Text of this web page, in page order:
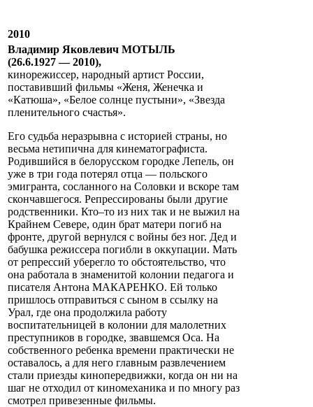
2010
Владимир Яковлевич МОТЫЛЬ
(26.6.1927 — 2010),
кинорежиссер, народный артист России,
поставивший фильмы «Женя, Женечка и
«Катюша», «Белое солнце пустыни», «Звезда
пленительного счастья».
Его судьба неразрывна с историей страны, но
весьма нетипична для кинематографиста.
Родившийся в белорусском городке Лепель, он
уже в три года потерял отца — польского
эмигранта, сосланного на Соловки и вскоре там
скончавшегося. Репрессированы были другие
родственники. Кто–то из них так и не выжил на
Крайнем Севере, один брат матери погиб на
фронте, другой вернулся с войны без ног. Дед и
бабушка режиссера погибли в оккупации. Мать
от репрессий уберегло то обстоятельство, что
она работала в знаменитой колонии педагога и
писателя Антона МАКАРЕНКО. Ей только
пришлось отправиться с сыном в ссылку на
Урал, где она продолжила работу
воспитательницей в колонии для малолетних
преступников в городке, звавшемся Оса. На
собственного ребенка времени практически не
оставалось, а для него главным развлечением
стали приезды кинопередвижки, когда он ни на
шаг не отходил от киномеханика и по многу раз
смотрел привезенные фильмы.